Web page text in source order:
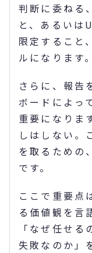
判断に委ねる
と、あるいは
限定すること
ルになります。
さらに、報告
ボードによっ
重要になりま
しはしない。
を取るための
です。
ここで重要点
る価値観を言
「なぜ任せ
失敗なのか」